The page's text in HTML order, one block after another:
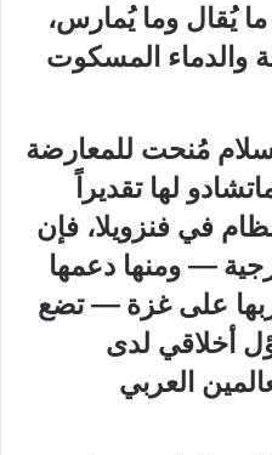
يُقال وما يُمارس،
والدماء المسكوت
مُنحت للمعارضة
لها تقديراً
في فنزويلا، فإن
— ومنها دعمها
على غزة — تضع
أخلاقي لدى
العربي